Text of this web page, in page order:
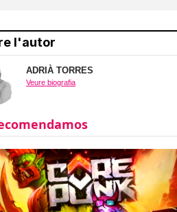
l'autor
ADRIÀ TORRES
Veure biografia